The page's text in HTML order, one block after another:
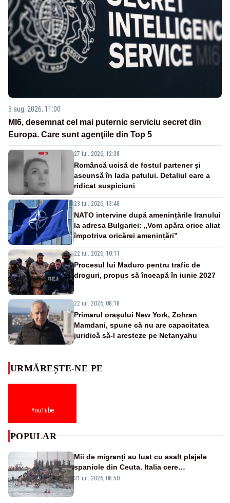
5 aug. 2026, 11:00
MI6, desemnat cel mai puternic serviciu secret din
Europa. Care sunt agenţiile din Top 5
27 iul. 2026, 12:38
Româncă ucisă de fostul partener și
ascunsă în lada patului. Detaliul care a
ridicat suspiciuni
23 iul. 2026, 13:48
NATO intervine după amenințările Iranului
la adresa Bulgariei: „Vom apăra orice aliat
împotriva oricărei amenințări”
22 iul. 2026, 10:11
Procesul lui Maduro pentru trafic de
droguri, propus să înceapă în iunie 2027
22 iul. 2026, 08:18
Primarul oraşului New York, Zohran
Mamdani, spune că nu are capacitatea
juridică să-l aresteze pe Netanyahu
URMĂREȘTE-NE PE
YouTube
POPULAR
Mii de migranți au luat cu asalt plajele
spaniole din Ceuta. Italia cere
suspendarea Spaniei din Schengen
31 iul. 2026, 08:50